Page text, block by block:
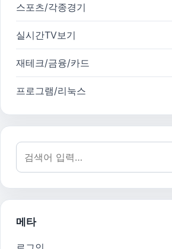
스포츠/각종경기
실시간TV보기
재테크/금융/카드
프로그램/리눅스
검색어:
메타